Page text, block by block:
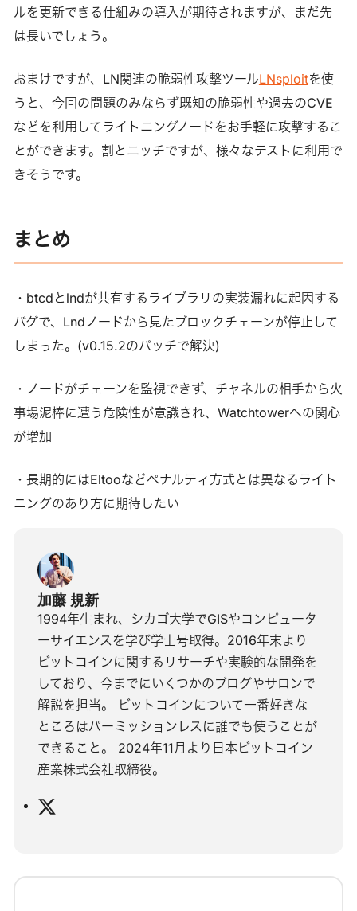
ルを更新できる仕組みの導入が期待されますが、まだ先
は長いでしょう。
おまけですが、LN関連の脆弱性攻撃ツールLNsploitを使
うと、今回の問題のみならず既知の脆弱性や過去のCVE
などを利用してライトニングノードをお手軽に攻撃するこ
とができます。割とニッチですが、様々なテストに利用で
きそうです。
まとめ
・btcdとlndが共有するライブラリの実装漏れに起因する
バグで、Lndノードから見たブロックチェーンが停止して
しまった。(v0.15.2のパッチで解決)
・ノードがチェーンを監視できず、チャネルの相手から火
事場泥棒に遭う危険性が意識され、Watchtowerへの関心
が増加
・長期的にはEltooなどペナルティ方式とは異なるライト
ニングのあり方に期待したい
加藤 規新
1994年生まれ、シカゴ大学でGISやコンピュータ
ーサイエンスを学び学士号取得。2016年末より
ビットコインに関するリサーチや実験的な開発を
しており、今までにいくつかのブログやサロンで
解説を担当。 ビットコインについて一番好きな
ところはパーミッションレスに誰でも使うことが
できること。 2024年11月より日本ビットコイン
産業株式会社取締役。